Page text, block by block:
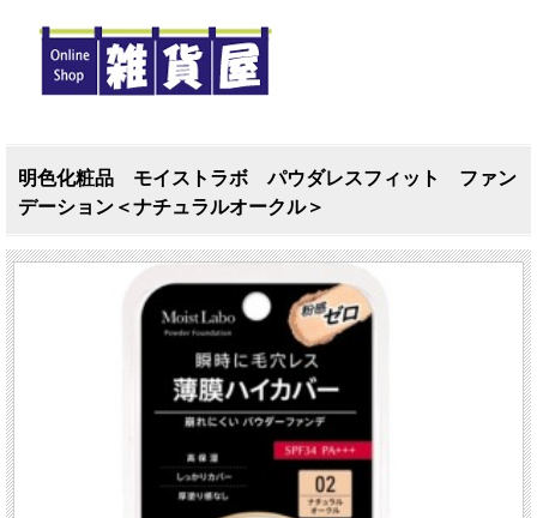
明色化粧品 モイストラボ パウダレスフィット ファン
デーション＜ナチュラルオークル＞